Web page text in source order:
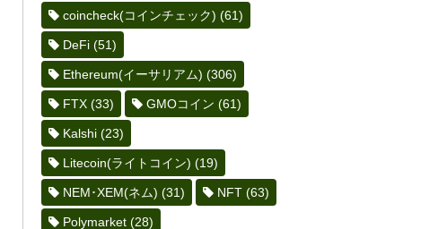
coincheck(コインチェック) (61)
DeFi (51)
Ethereum(イーサリアム) (306)
FTX (33) GMOコイン (61)
Kalshi (23)
Litecoin(ライトコイン) (19)
NEM･XEM(ネム) (31) NFT (63)
Polymarket (28)